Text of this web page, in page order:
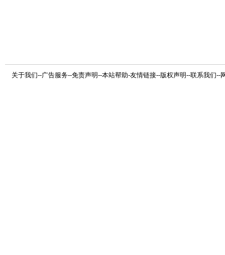
关于我们--广告服务--免责声明--本站帮助-友情链接--版权声明--联系我们--